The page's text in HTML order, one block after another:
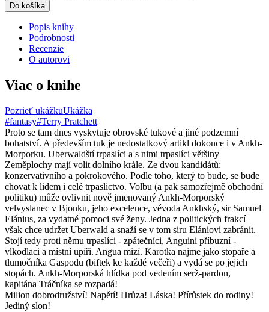
Do košíka
Popis knihy
Podrobnosti
Recenzie
O autorovi
Viac o knihe
Pozrieť ukážkuUkážka
#fantasy#Terry Pratchett
Proto se tam dnes vyskytuje obrovské tukové a jiné podzemní
bohatství. A především tuk je nedostatkový artikl dokonce i v Ankh-
Morporku. Uberwaldští trpaslíci a s nimi trpaslíci většiny
Zeměplochy mají volit dolního krále. Ze dvou kandidátů:
konzervativního a pokrokového. Podle toho, který to bude, se bude
chovat k lidem i celé trpaslictvo. Volbu (a pak samozřejmě obchodní
politiku) může ovlivnit nově jmenovaný Ankh-Morporský
velvyslanec v Bjonku, jeho excelence, vévoda Ankhský, sir Samuel
Elánius, za vydatné pomoci své ženy. Jedna z politických frakcí
však chce udržet Uberwald a snaží se v tom siru Elániovi zabránit.
Stojí tedy proti němu trpaslíci - zpátečníci, Anguini příbuzní -
vlkodlaci a místní upíři. Angua mizí. Karotka najme jako stopaře a
tlumočníka Gaspodu (biftek ke každé večeři) a vydá se po jejich
stopách. Ankh-Morporská hlídka pod vedením serž-pardon,
kapitána Tráčníka se rozpadá!
Milion dobrodružství! Napětí! Hrůza! Láska! Přírůstek do rodiny!
Jediný slon!